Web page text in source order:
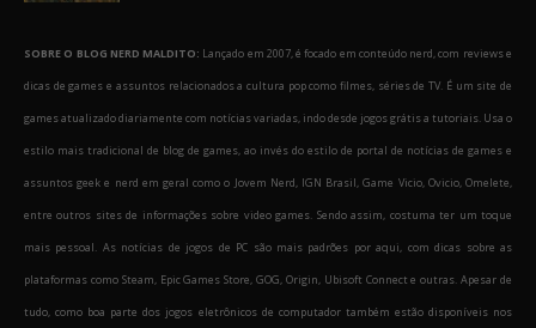
SOBRE O BLOG NERD MALDITO: Lançado em 2007, é focado em conteúdo nerd, com reviews e
dicas de games e assuntos relacionados a cultura pop como filmes, séries de TV. É um site de
games atualizado diariamente com notícias variadas, indo desde jogos grátis a tutoriais. Usa o
estilo mais tradicional de blog de games, ao invés do estilo de portal de notícias de games e
assuntos geek e nerd em geral como o Jovem Nerd, IGN Brasil, Game Vicio, Ovicio, Omelete,
entre outros sites de informações sobre video games. Sendo assim, costuma ter um toque
mais pessoal. As notícias de jogos de PC são mais padrões por aqui, com dicas sobre as
plataformas como Steam, Epic Games Store, GOG, Origin, Ubisoft Connect e outras. Apesar de
tudo, como boa parte dos jogos eletrônicos de computador também estão disponíveis nos